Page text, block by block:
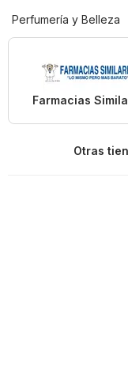
Perfumería y Belleza
Farmacias
Otras